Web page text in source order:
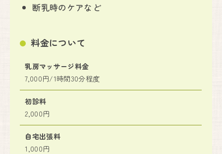
断乳時のケアなど
料金について
乳房マッサージ料金
7,000円/1時間30分程度
初診料
2,000円
自宅出張料
1,000円